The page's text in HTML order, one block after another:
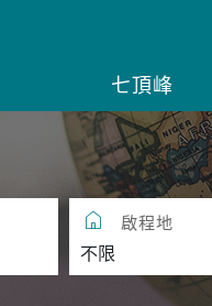
七頂峰
啟程地